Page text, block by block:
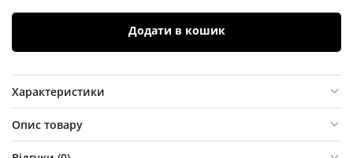
Додати в кошик
Характеристики
Опис товару